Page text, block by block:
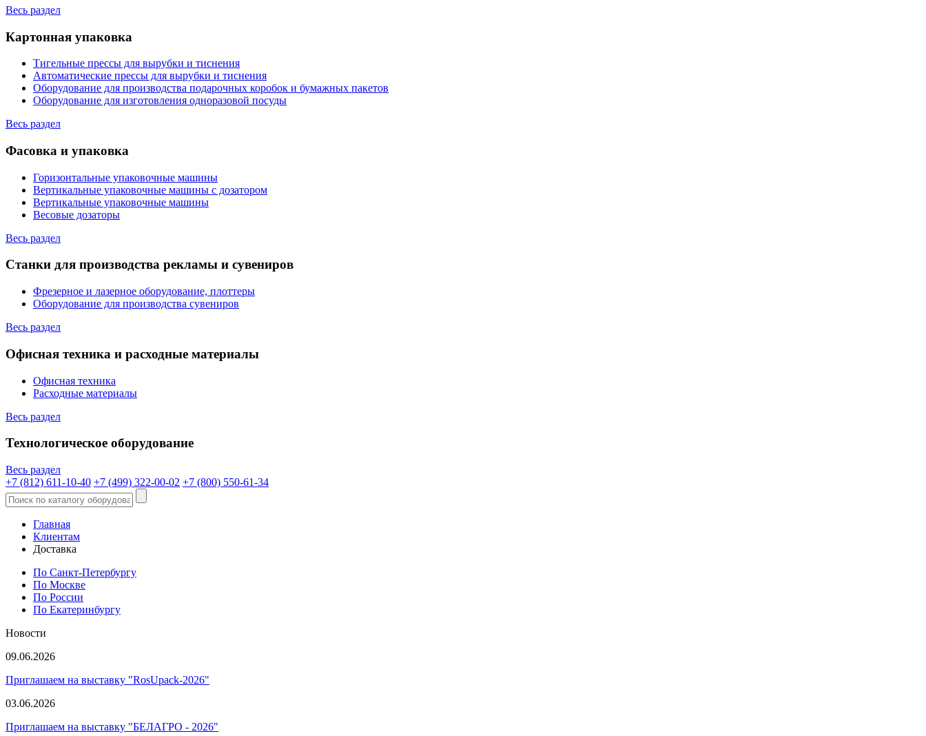
Весь раздел
Картонная упаковка
Тигельные прессы для вырубки и тиснения
Автоматические прессы для вырубки и тиснения
Оборудование для производства подарочных коробок и бумажных пакетов
Оборудование для изготовления одноразовой посуды
Весь раздел
Фасовка и упаковка
Горизонтальные упаковочные машины
Вертикальные упаковочные машины с дозатором
Вертикальные упаковочные машины
Весовые дозаторы
Весь раздел
Станки для производства рекламы и сувениров
Фрезерное и лазерное оборудование, плоттеры
Оборудование для производства сувениров
Весь раздел
Офисная техника и расходные материалы
Офисная техника
Расходные материалы
Весь раздел
Технологическое оборудование
Весь раздел
+7 (812) 611-10-40 +7 (499) 322-00-02 +7 (800) 550-61-34
Главная
Клиентам
Доставка
По Санкт-Петербургу
По Москве
По России
По Екатеринбургу
Новости
09.06.2026
Приглашаем на выставку "RosUpack-2026"
03.06.2026
Приглашаем на выставку "БЕЛАГРО - 2026"